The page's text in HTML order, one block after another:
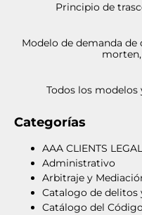
Principio de
Modelo de demanda
Todos los
Categorías
AAA CLIENTS
Administrativo
Arbitraje y
Catalogo de delitos
Catálogo del